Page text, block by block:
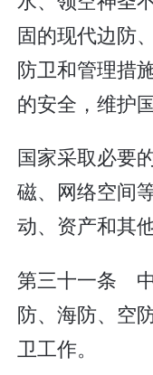
固的现代边防
防卫和管理措
的安全，维护
国家采取必要
磁、网络空间
动、资产和其
第三十一条
防、海防、空
卫工作。